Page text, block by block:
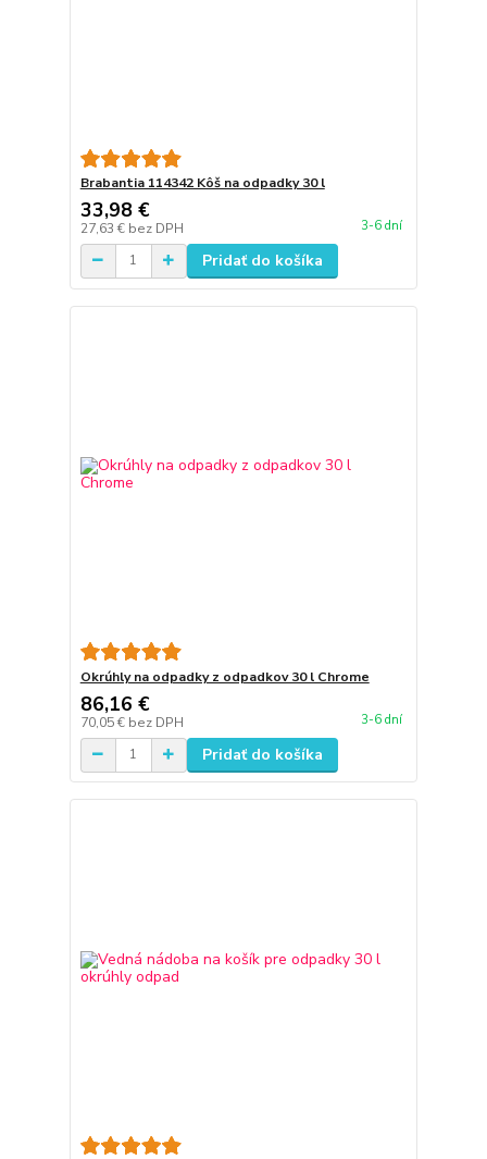
Brabantia 114342 Kôš na odpadky 30 l
33,98 €
27,63 € bez DPH 3-6 dní
Pridať do košíka
Okrúhly na odpadky z odpadkov 30 l Chrome
86,16 €
70,05 € bez DPH 3-6 dní
Pridať do košíka